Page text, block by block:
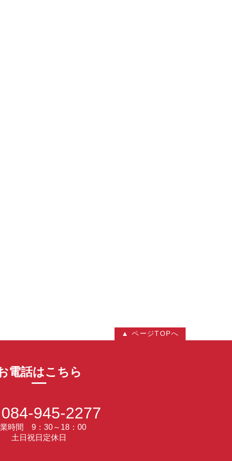
▲ ページTOPへ
電話はこちら
084-945-2277
時間 9：30～18：00
土日祝日定休日